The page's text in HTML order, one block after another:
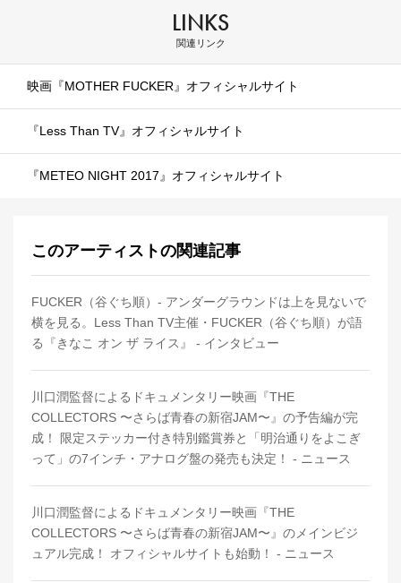
LINKS
関連リンク
映画『MOTHER FUCKER』オフィシャルサイト
『Less Than TV』オフィシャルサイト
『METEO NIGHT 2017』オフィシャルサイト
このアーティストの関連記事
FUCKER（谷ぐち順）- アンダーグラウンドは上を見ないで
横を見る。Less Than TV主催・FUCKER（谷ぐち順）が語
る『きなこ オン ザ ライス』 - インタビュー
川口潤監督によるドキュメンタリー映画『THE
COLLECTORS 〜さらば青春の新宿JAM〜』の予告編が完
成！ 限定ステッカー付き特別鑑賞券と「明治通りをよこぎ
って」の7インチ・アナログ盤の発売も決定！ - ニュース
川口潤監督によるドキュメンタリー映画『THE
COLLECTORS 〜さらば青春の新宿JAM〜』のメインビジ
ュアル完成！ オフィシャルサイトも始動！ - ニュース